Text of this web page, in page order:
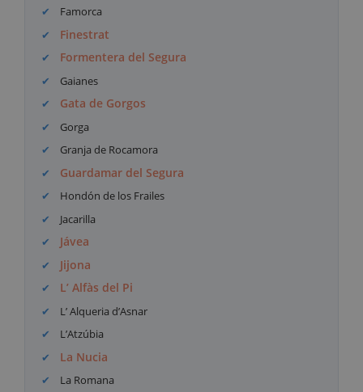
Famorca
Finestrat
Formentera del Segura
Gaianes
Gata de Gorgos
Gorga
Granja de Rocamora
Guardamar del Segura
Hondón de los Frailes
Jacarilla
Jávea
Jijona
L’ Alfàs del Pi
L’ Alqueria d’Asnar
L’Atzúbia
La Nucia
La Romana